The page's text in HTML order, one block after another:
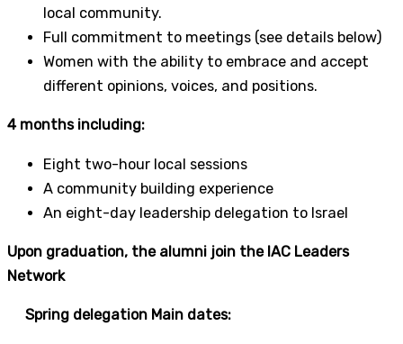
local community.
Full commitment to meetings (see details below)
Women with the ability to embrace and accept
different opinions, voices, and positions.
4 months including:
Eight two-hour local sessions
A community building experience
An eight-day leadership delegation to Israel
Upon graduation, the alumni join the IAC Leaders
Network
Spring delegation Main dates: